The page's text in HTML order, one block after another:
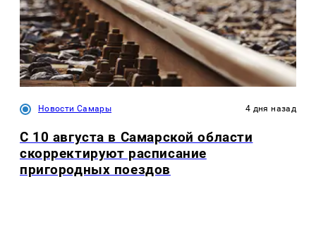
Новости Самары 4 дня назад
С 10 августа в Самарской области
скорректируют расписание
пригородных поездов